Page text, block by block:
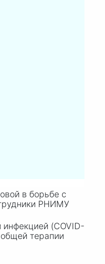
в борьбе с
РНИМУ
(COVID-
терапии